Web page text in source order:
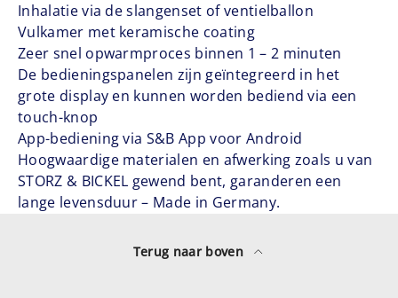
Inhalatie via de slangenset of ventielballon
Vulkamer met keramische coating
Zeer snel opwarmproces binnen 1 – 2 minuten
De bedieningspanelen zijn geïntegreerd in het
grote display en kunnen worden bediend via een
touch-knop
App-bediening via S&B App voor Android
Hoogwaardige materialen en afwerking zoals u van
STORZ & BICKEL gewend bent, garanderen een
lange levensduur – Made in Germany.
Terug naar boven